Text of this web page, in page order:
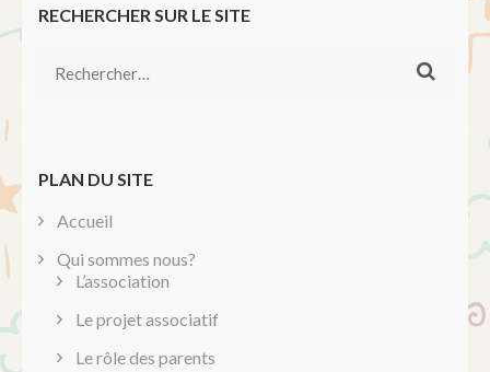
RECHERCHER SUR LE SITE
Rechercher :
PLAN DU SITE
Accueil
Qui sommes nous?
L’association
Le projet associatif
Le rôle des parents